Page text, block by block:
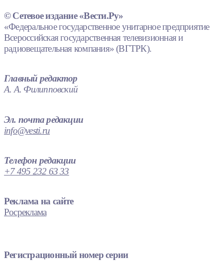
© Сетевое издание «Вести.Ру»
«Федеральное государственное унитарное предприятие
Всероссийская государственная телевизионная и
радиовещательная компания» (ВГТРК).
Главный редактор
А. А. Филипповский
Эл. почта редакции
info@vesti.ru
Телефон редакции
+7 495 232 63 33
Реклама на сайте
Росреклама
Регистрационный номер серии